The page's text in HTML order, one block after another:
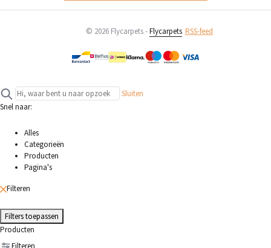
© 2026 Flycarpets -Flycarpets RSS-feed
Sluiten
Snel naar:
Alles
Categorieën
Producten
Pagina's
Filteren
Filters toepassen
Producten